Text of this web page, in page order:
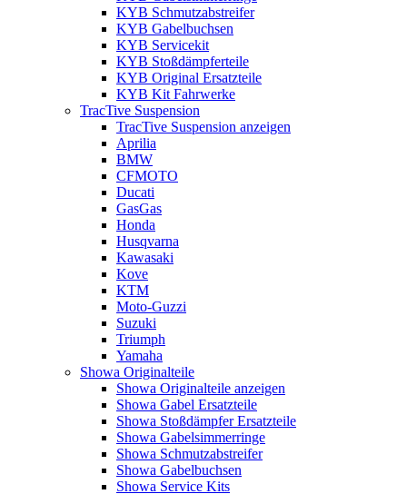
KYB Schmutzabstreifer
KYB Gabelbuchsen
KYB Servicekit
KYB Stoßdämpferteile
KYB Original Ersatzteile
KYB Kit Fahrwerke
TracTive Suspension
TracTive Suspension anzeigen
Aprilia
BMW
CFMOTO
Ducati
GasGas
Honda
Husqvarna
Kawasaki
Kove
KTM
Moto-Guzzi
Suzuki
Triumph
Yamaha
Showa Originalteile
Showa Originalteile anzeigen
Showa Gabel Ersatzteile
Showa Stoßdämpfer Ersatzteile
Showa Gabelsimmerringe
Showa Schmutzabstreifer
Showa Gabelbuchsen
Showa Service Kits